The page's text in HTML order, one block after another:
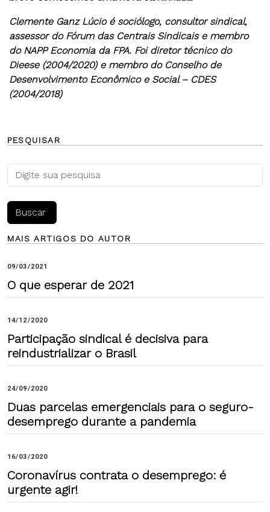
Clemente Ganz Lúcioé sociólogo, consultor sindical,
assessor do Fórum das Centrais Sindicais e membro
do NAPP Economia da FPA. Foi diretor técnico do
Dieese (2004/2020) e membro do Conselho de
Desenvolvimento Econômico e Social – CDES
(2004/2018)
PESQUISAR
MAIS ARTIGOS DO AUTOR
09/03/2021
O que esperar de 2021
14/12/2020
Participação sindical é decisiva para
reindustrializar o Brasil
24/09/2020
Duas parcelas emergenciais para o seguro-
desemprego durante a pandemia
16/03/2020
Coronavírus contrata o desemprego: é
urgente agir!